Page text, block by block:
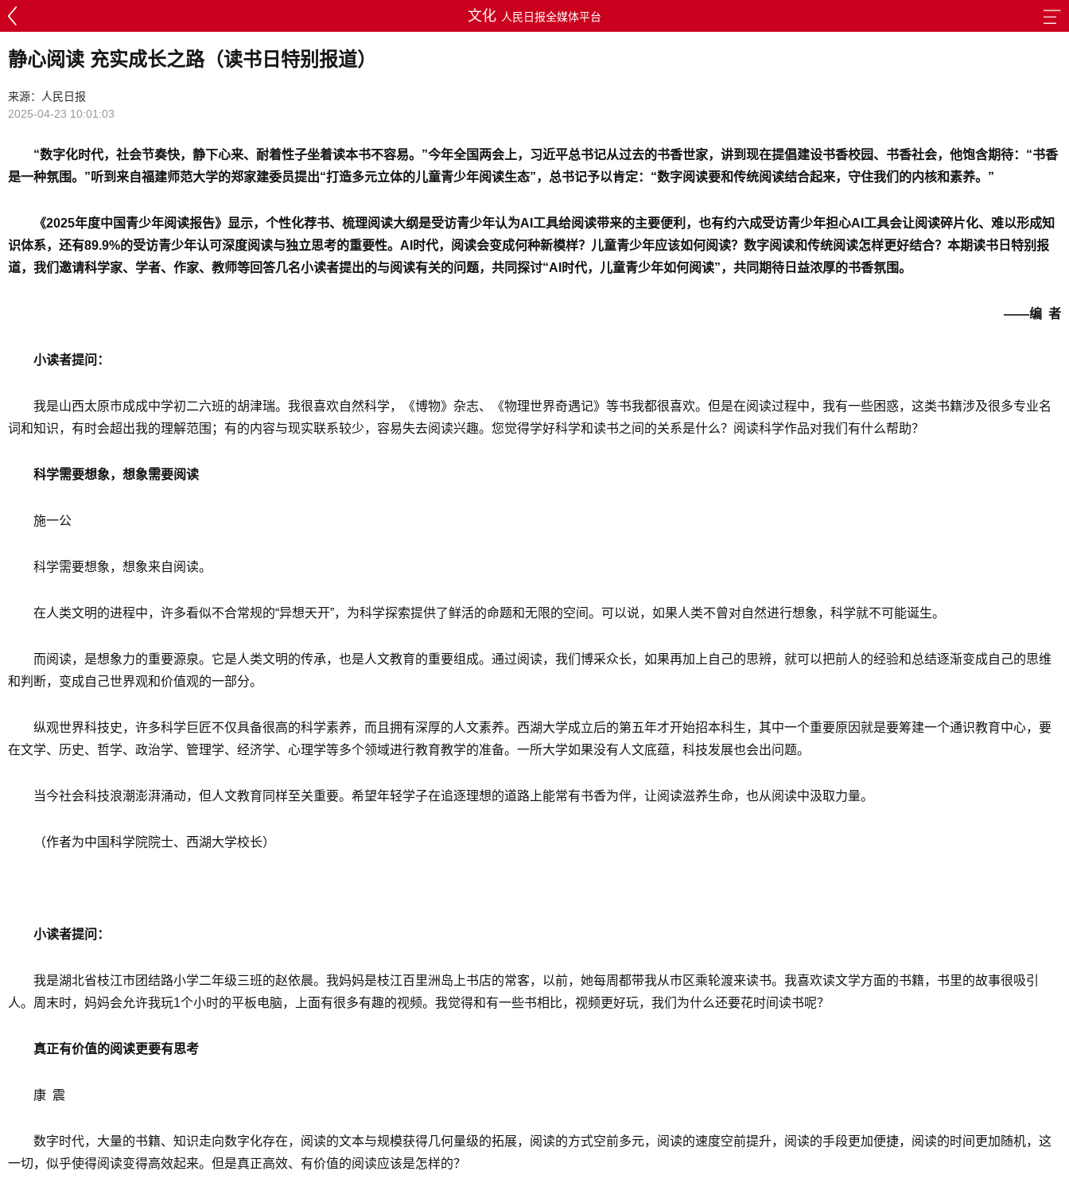
文化 人民日报全媒体平台
静心阅读 充实成长之路（读书日特别报道）
来源：人民日报
2025-04-23 10:01:03
“数字化时代，社会节奏快，静下心来、耐着性子坐着读本书不容易。”今年全国两会上，习近平总书记从过去的书香世家，讲到现在提倡建设书香校园、书香社会，他饱含期待：“书香
是一种氛围。”听到来自福建师范大学的郑家建委员提出“打造多元立体的儿童青少年阅读生态”，总书记予以肯定：“数字阅读要和传统阅读结合起来，守住我们的内核和素养。”
《2025年度中国青少年阅读报告》显示，个性化荐书、梳理阅读大纲是受访青少年认为AI工具给阅读带来的主要便利，也有约六成受访青少年担心AI工具会让阅读碎片化、难以形成知
识体系，还有89.9%的受访青少年认可深度阅读与独立思考的重要性。AI时代，阅读会变成何种新模样？儿童青少年应该如何阅读？数字阅读和传统阅读怎样更好结合？本期读书日特别报
道，我们邀请科学家、学者、作家、教师等回答几名小读者提出的与阅读有关的问题，共同探讨“AI时代，儿童青少年如何阅读”，共同期待日益浓厚的书香氛围。
——编 者
小读者提问：
我是山西太原市成成中学初二六班的胡津瑞。我很喜欢自然科学，《博物》杂志、《物理世界奇遇记》等书我都很喜欢。但是在阅读过程中，我有一些困惑，这类书籍涉及很多专业名
词和知识，有时会超出我的理解范围；有的内容与现实联系较少，容易失去阅读兴趣。您觉得学好科学和读书之间的关系是什么？阅读科学作品对我们有什么帮助？
科学需要想象，想象需要阅读
施一公
科学需要想象，想象来自阅读。
在人类文明的进程中，许多看似不合常规的“异想天开”，为科学探索提供了鲜活的命题和无限的空间。可以说，如果人类不曾对自然进行想象，科学就不可能诞生。
而阅读，是想象力的重要源泉。它是人类文明的传承，也是人文教育的重要组成。通过阅读，我们博采众长，如果再加上自己的思辨，就可以把前人的经验和总结逐渐变成自己的思维
和判断，变成自己世界观和价值观的一部分。
纵观世界科技史，许多科学巨匠不仅具备很高的科学素养，而且拥有深厚的人文素养。西湖大学成立后的第五年才开始招本科生，其中一个重要原因就是要筹建一个通识教育中心，要
在文学、历史、哲学、政治学、管理学、经济学、心理学等多个领域进行教育教学的准备。一所大学如果没有人文底蕴，科技发展也会出问题。
当今社会科技浪潮澎湃涌动，但人文教育同样至关重要。希望年轻学子在追逐理想的道路上能常有书香为伴，让阅读滋养生命，也从阅读中汲取力量。
（作者为中国科学院院士、西湖大学校长）
小读者提问：
我是湖北省枝江市团结路小学二年级三班的赵依晨。我妈妈是枝江百里洲岛上书店的常客，以前，她每周都带我从市区乘轮渡来读书。我喜欢读文学方面的书籍，书里的故事很吸引
人。周末时，妈妈会允许我玩1个小时的平板电脑，上面有很多有趣的视频。我觉得和有一些书相比，视频更好玩，我们为什么还要花时间读书呢？
真正有价值的阅读更要有思考
康 震
数字时代，大量的书籍、知识走向数字化存在，阅读的文本与规模获得几何量级的拓展，阅读的方式空前多元，阅读的速度空前提升，阅读的手段更加便捷，阅读的时间更加随机，这
一切，似乎使得阅读变得高效起来。但是真正高效、有价值的阅读应该是怎样的？